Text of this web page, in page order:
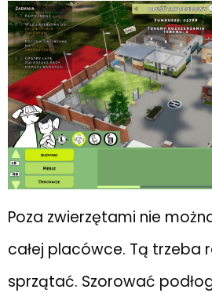
Poza zwierzętami nie
całej placówce. Tą trzeba
sprzątać. Szorować